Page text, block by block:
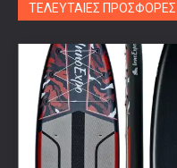
ΤΕΛΕΥΤΑΙΕΣ ΠΡΟΣΦΟΡΕΣ